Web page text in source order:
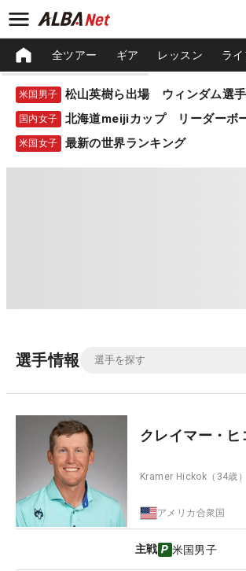
全ツアー ギア レッスン ライ
米国男子
国内女子 北海道meijiカップ リーダーボ
米国女子 最新の世界ランキング
選手情報
クレイマー・ヒ
Kramer Hickok （34歳）
アメリカ合衆国
主戦 米国男子